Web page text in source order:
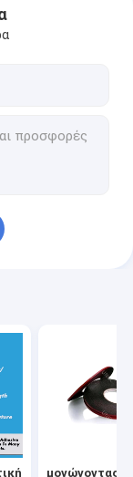
υαλοπινάκων
μονώνοντας